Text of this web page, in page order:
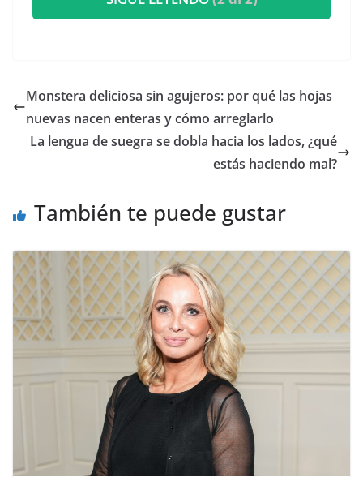
Monstera deliciosa sin agujeros: por qué las hojas
nuevas nacen enteras y cómo arreglarlo
La lengua de suegra se dobla hacia los lados, ¿qué
estás haciendo mal?
También te puede gustar